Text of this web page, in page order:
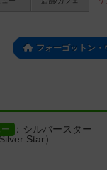
フォーゴットン
ー